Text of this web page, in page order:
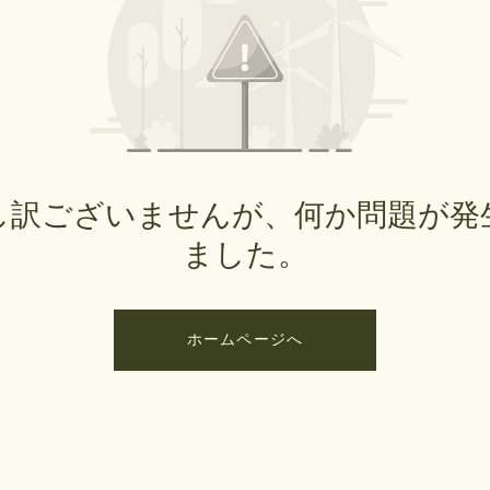
訳ございませんが、何か問題が発
ました。
ホームページへ